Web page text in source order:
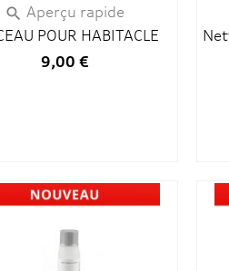
 Aperçu rapide
POUR HABITACLE
9,00 €